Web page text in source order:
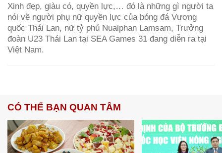
Xinh đẹp, giàu có, quyền lực,… đó là những gì người ta
nói về người phụ nữ quyền lực của bóng đá Vương
quốc Thái Lan, nữ tỷ phú Nualphan Lamsam, Trưởng
đoàn U23 Thái Lan tại SEA Games 31 đang diễn ra tại
Việt Nam.
CÓ THỂ BẠN QUAN TÂM